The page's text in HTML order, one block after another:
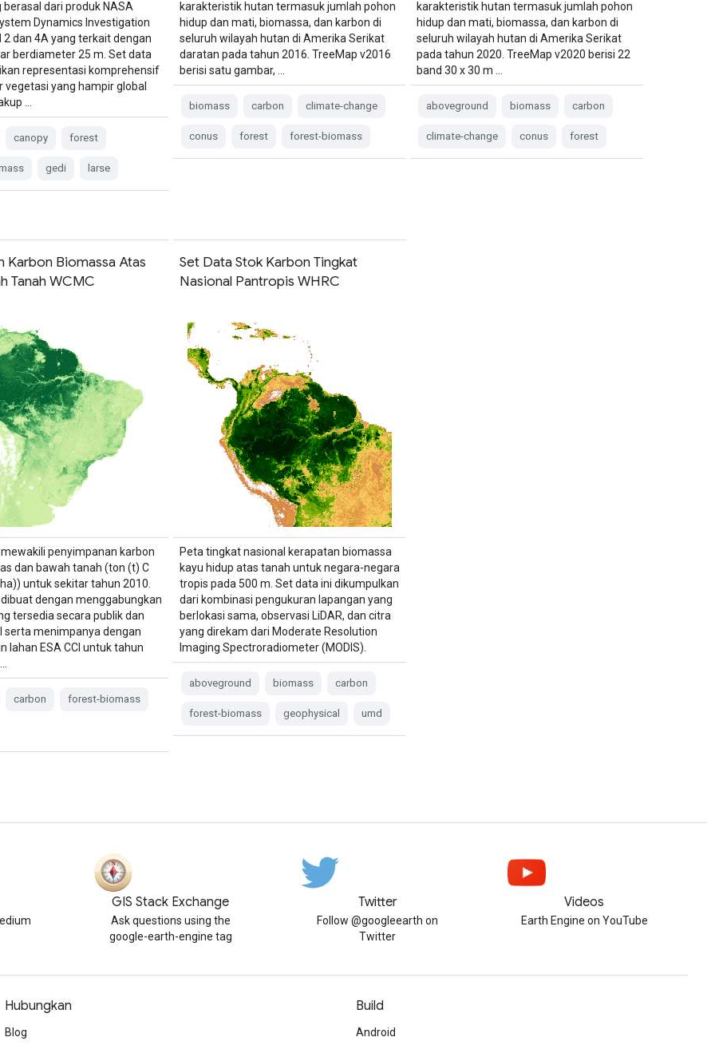
berasal dari produk NASA
Dynamics Investigation
2 dan 4A yang terkait dengan
berdiameter 25 m. Set data
representasi komprehensif
vegetasi yang hampir global
…
canopy forest
gedi larse
karakteristik hutan termasuk jumlah pohon
hidup dan mati, biomassa, dan karbon di
seluruh wilayah hutan di Amerika Serikat
daratan pada tahun 2016. TreeMap v2016
berisi satu gambar, …
biomass carbon climate-change
conus forest forest-biomass
karakteristik hutan termasuk jumlah pohon
hidup dan mati, biomassa, dan karbon di
seluruh wilayah hutan di Amerika Serikat
pada tahun 2020. TreeMap v2020 berisi 22
band 30 x 30 m …
aboveground biomass carbon
climate-change conus forest
Karbon Biomassa Atas
Tanah WCMC
penyimpanan karbon
dan bawah tanah (ton (t) C
untuk sekitar tahun 2010.
dengan menggabungkan
tersedia secara publik dan
serta menimpanya dengan
lahan ESA CCI untuk tahun
carbon forest-biomass
Set Data Stok Karbon Tingkat
Nasional Pantropis WHRC
Peta tingkat nasional kerapatan biomassa
kayu hidup atas tanah untuk negara-negara
tropis pada 500 m. Set data ini dikumpulkan
dari kombinasi pengukuran lapangan yang
berlokasi sama, observasi LiDAR, dan citra
yang direkam dari Moderate Resolution
Imaging Spectroradiometer (MODIS).
aboveground biomass carbon
forest-biomass geophysical umd
GIS Stack Exchange
Ask questions using the
google-earth-engine tag
Twitter
Follow @googleearth on
Twitter
Videos
Earth Engine on YouTube
Hubungkan
Blog
Build
Android